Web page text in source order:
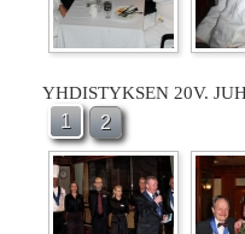
YHDISTYKSEN 20V.
1 2